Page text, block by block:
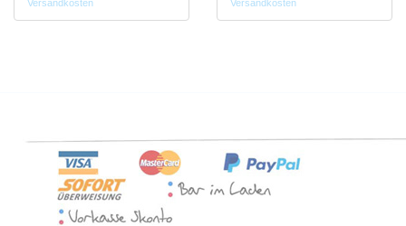
Versandkosten
Versandkosten